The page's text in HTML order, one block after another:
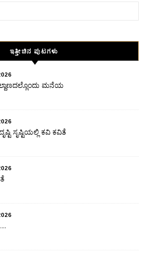
ಇತ್ತೀಚಿನ ಪುಟಗಳು
ಮನೆಯ
ಸೃಷ್ಟಿಯಲ್ಲಿ ಕವಿ ಕವಿತೆ